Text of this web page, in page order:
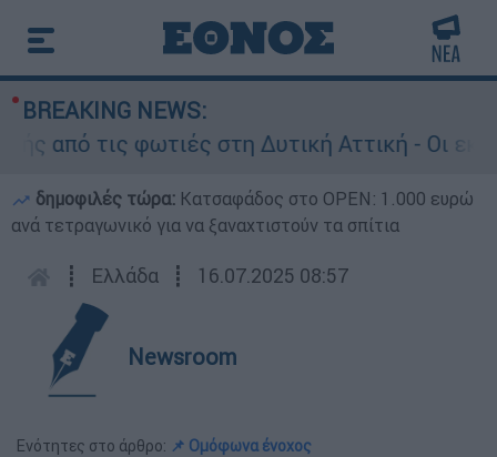
BREAKING NEWS:
τις φωτιές στη Δυτική Αττική - Οι
δημοφιλές τώρα: Κατσαφάδος στο OPEN: 1.000 ευρώ
ανά τετραγωνικό για να ξαναχτιστούν τα σπίτια
┋ Ελλάδα ┋ 16.07.2025 08:57
Newsroom
Ενότητες στο άρθρο: 📌 Ομόφωνα ένοχος